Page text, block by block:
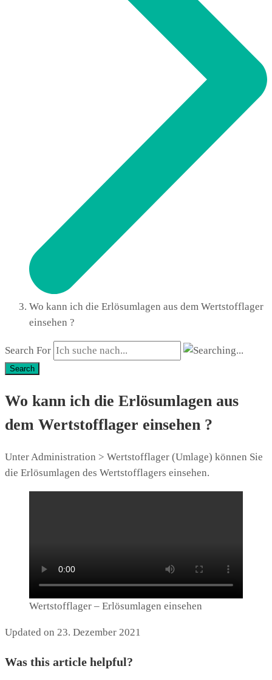
Wo kann ich die Erlösumlagen aus dem Wertstofflager
einsehen ?
Search For
Search
Wo kann ich die Erlösumlagen aus
dem Wertstofflager einsehen ?
Unter Administration > Wertstofflager (Umlage) können Sie
die Erlösumlagen des Wertstofflagers einsehen.
Wertstofflager – Erlösumlagen einsehen
Updated on 23. Dezember 2021
Was this article helpful?